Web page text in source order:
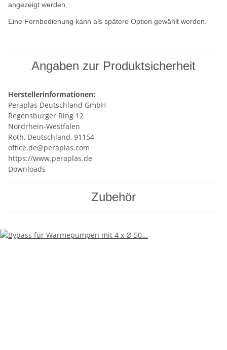
angezeigt werden.
Eine Fernbedienung kann als spätere Option gewählt werden.
Angaben zur Produktsicherheit
Herstellerinformationen:
Peraplas Deutschland GmbH
Regensburger Ring 12
Nordrhein-Westfalen
Roth, Deutschland, 91154
office.de@peraplas.com
https://www.peraplas.de
Downloads
Zubehör